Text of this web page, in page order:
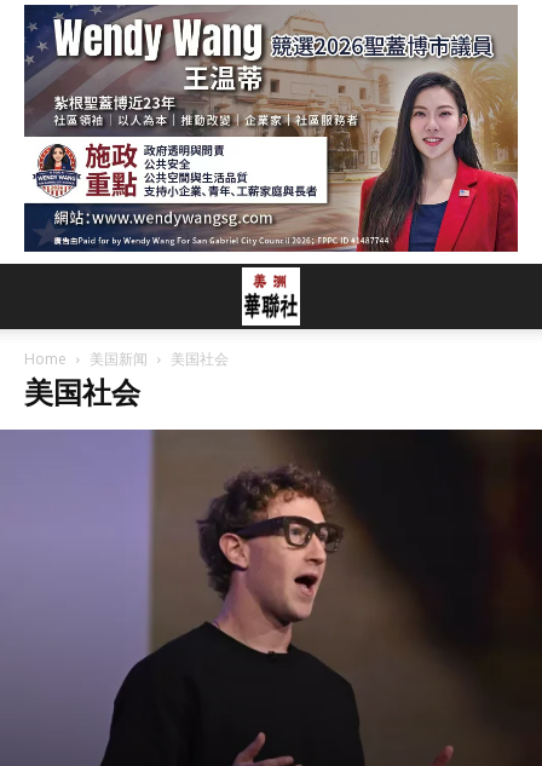
Home 美国新闻 美国社会
美国社会